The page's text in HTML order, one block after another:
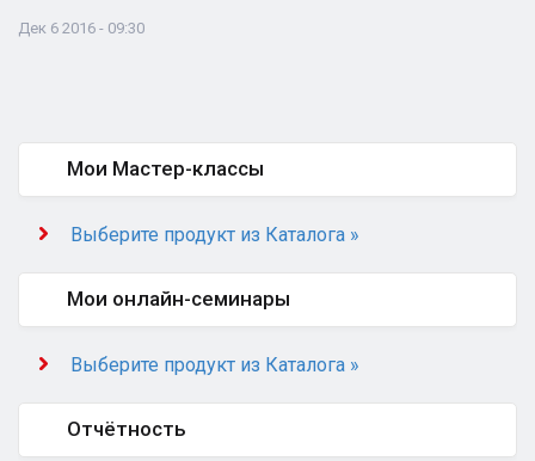
Дек 6 2016 - 09:30
Мои Мастер-классы
Выберите продукт из Каталога »
Мои онлайн-семинары
Выберите продукт из Каталога »
Отчётность